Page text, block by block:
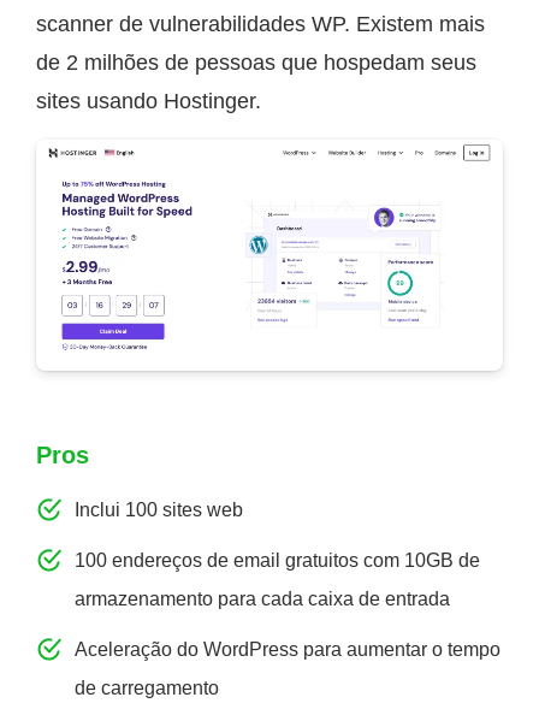
scanner de vulnerabilidades WP. Existem mais
de 2 milhões de pessoas que hospedam seus
sites usando Hostinger.
Pros
Inclui 100 sites web
100 endereços de email gratuitos com 10GB de
armazenamento para cada caixa de entrada
Aceleração do WordPress para aumentar o tempo
de carregamento